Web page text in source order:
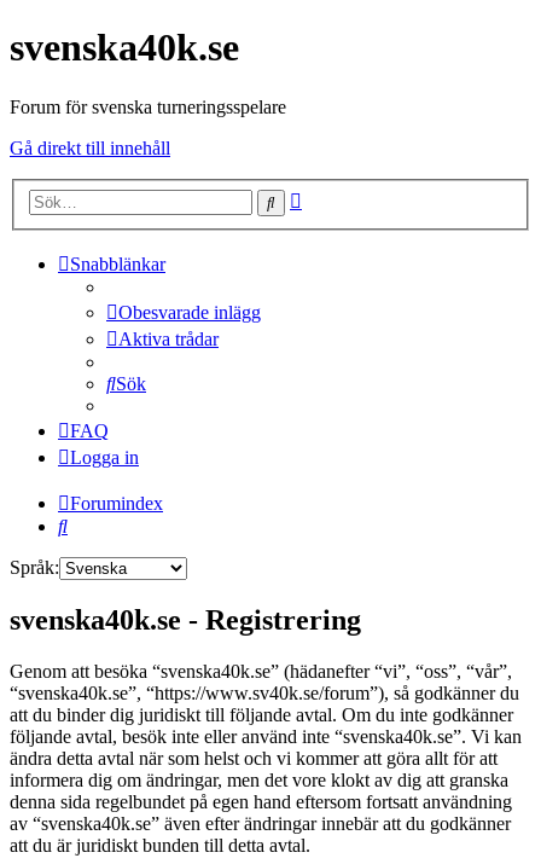
svenska40k.se
Forum för svenska turneringsspelare
Gå direkt till innehåll
Sök
Snabblänkar
Obesvarade inlägg
Aktiva trådar
Sök
FAQ
Logga in
Forumindex
Sök
Språk:
svenska40k.se - Registrering
Genom att besöka “svenska40k.se” (hädanefter “vi”, “oss”, “vår”,
“svenska40k.se”, “https://www.sv40k.se/forum”), så godkänner du
att du binder dig juridiskt till följande avtal. Om du inte godkänner
följande avtal, besök inte eller använd inte “svenska40k.se”. Vi kan
ändra detta avtal när som helst och vi kommer att göra allt för att
informera dig om ändringar, men det vore klokt av dig att granska
denna sida regelbundet på egen hand eftersom fortsatt användning
av “svenska40k.se” även efter ändringar innebär att du godkänner
att du är juridiskt bunden till detta avtal.